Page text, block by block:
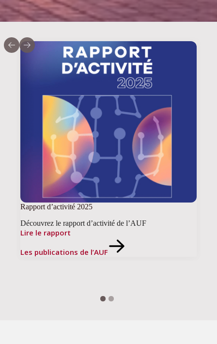
Rapport d’activité 2025
Découvrez le rapport d’activité de l’AUF
Lire le rapport
Les publications de l’AUF